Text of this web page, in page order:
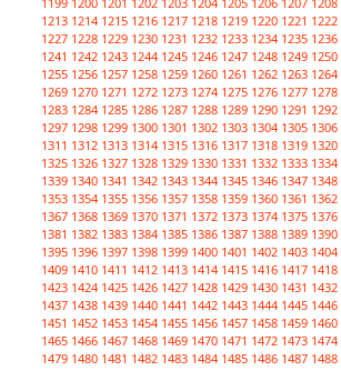
1213 1214 1215 1216 1217 1218 1219 1220 1221 1222
1227 1228 1229 1230 1231 1232 1233 1234 1235 1236
1241 1242 1243 1244 1245 1246 1247 1248 1249 1250
1255 1256 1257 1258 1259 1260 1261 1262 1263 1264
1269 1270 1271 1272 1273 1274 1275 1276 1277 1278
1283 1284 1285 1286 1287 1288 1289 1290 1291 1292
1297 1298 1299 1300 1301 1302 1303 1304 1305 1306
1311 1312 1313 1314 1315 1316 1317 1318 1319 1320
1325 1326 1327 1328 1329 1330 1331 1332 1333 1334
1339 1340 1341 1342 1343 1344 1345 1346 1347 1348
1353 1354 1355 1356 1357 1358 1359 1360 1361 1362
1367 1368 1369 1370 1371 1372 1373 1374 1375 1376
1381 1382 1383 1384 1385 1386 1387 1388 1389 1390
1395 1396 1397 1398 1399 1400 1401 1402 1403 1404
1409 1410 1411 1412 1413 1414 1415 1416 1417 1418
1423 1424 1425 1426 1427 1428 1429 1430 1431 1432
1437 1438 1439 1440 1441 1442 1443 1444 1445 1446
1451 1452 1453 1454 1455 1456 1457 1458 1459 1460
1465 1466 1467 1468 1469 1470 1471 1472 1473 1474
1479 1480 1481 1482 1483 1484 1485 1486 1487 1488